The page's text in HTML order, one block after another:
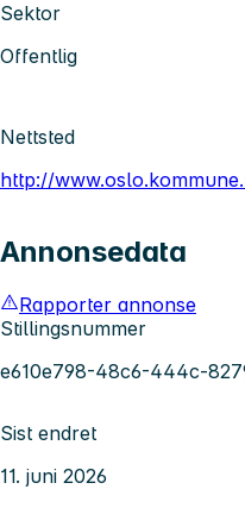
Sektor
Offentlig
Nettsted
http://
Annonsedata
Rapporter annonse
Stillingsnummer
e610e798-48c6-444c-
Sist endret
11. juni 2026